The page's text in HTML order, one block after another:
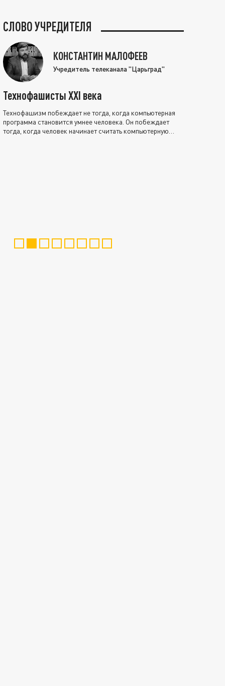
СЛОВО УЧРЕДИТЕЛЯ
КОНСТАНТИН МАЛОФЕЕВ
Учредитель телеканала "Царьград"
Технофашисты XXI века
Технофашизм побеждает не тогда, когда компьютерная
программа становится умнее человека. Он побеждает
тогда, когда человек начинает считать компьютерную